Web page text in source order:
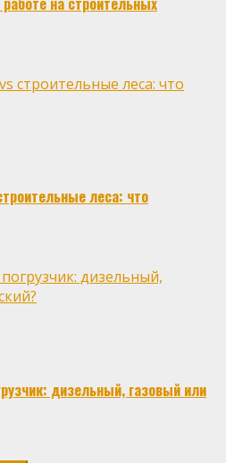
строительные леса: что
леса: что
дизельный,
дизельный, газовый или